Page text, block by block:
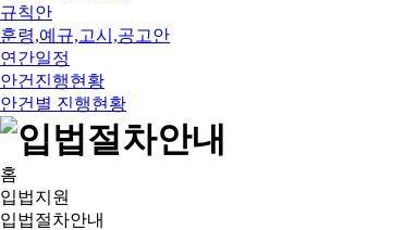
규칙안
훈령,예규,고시,공고안
연간일정
안건진행현황
안건별 진행현황
홈
입법지원
입법절차안내